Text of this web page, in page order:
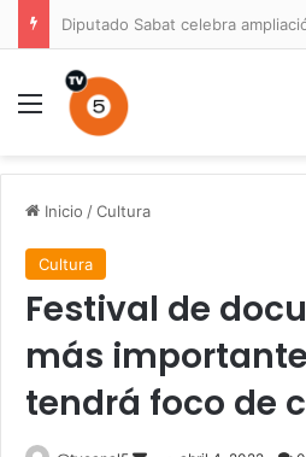
Menú
Inicio /Cultura
Cultura
Festival de
más
tendrá foco de